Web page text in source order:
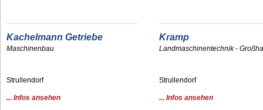
Kachelmann Getriebe
Maschinenbau
Strullendorf
... Infos ansehen
Kramp
Landmaschinentechnik -
Strullendorf
... Infos ansehen